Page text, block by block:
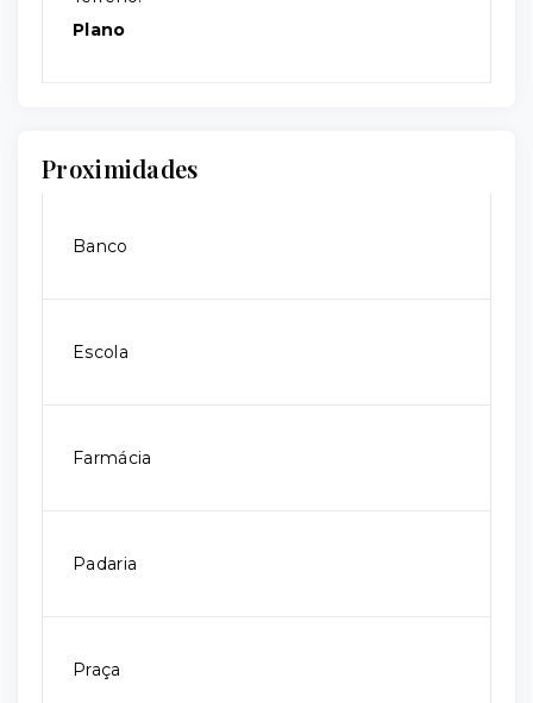
Plano
Proximidades
Banco
Escola
Farmácia
Padaria
Praça